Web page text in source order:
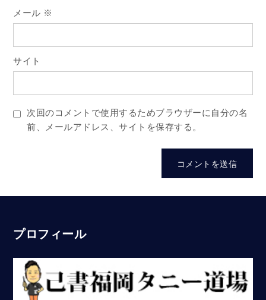
メール ※
サイト
次回のコメントで使用するためブラウザーに自分の名
前、メールアドレス、サイトを保存する。
プロフィール